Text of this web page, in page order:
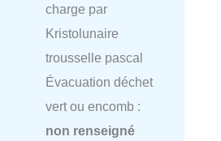
charge par
Kristolunaire
trousselle pascal
Évacuation déchet
vert ou encomb :
non renseigné